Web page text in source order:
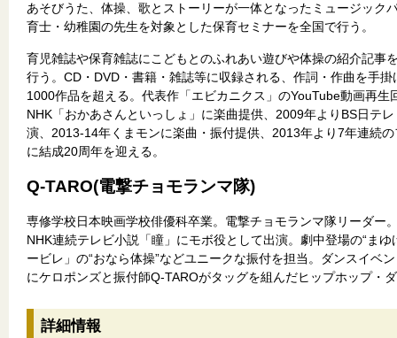
あそびうた、体操、歌とストーリーが一体となったミュージック
育士・幼稚園の先生を対象とした保育セミナーを全国で行う。
育児雑誌や保育雑誌にこどもとのふれあい遊びや体操の紹介記事
行う。CD・DVD・書籍・雑誌等に収録される、作詞・作曲を手
1000作品を超える。代表作「エビカニクス」のYouTube動画再
NHK「おかあさんといっしょ」に楽曲提供、2009年よりBS日テ
演、2013-14年くまモンに楽曲・振付提供、2013年より7年連続
に結成20周年を迎える。
Q-TARO(電撃チョモランマ隊)
専修学校日本映画学校俳優科卒業。電撃チョモランマ隊リーダー
NHK連続テレビ小説「瞳」にモボ役として出演。劇中登場の“ま
ービレ」の“おなら体操”などユニークな振付を担当。ダンスイベ
にケロポンズと振付師Q-TAROがタッグを組んだヒップホップ・
詳細情報